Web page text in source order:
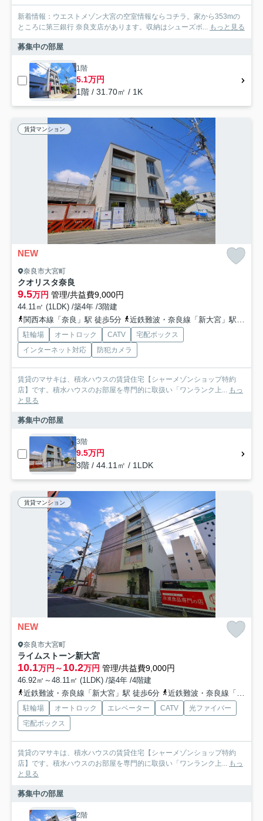
新着情報：ウエストメゾン大宮の空室情報ならコチラ。家から353mの
ところに第三銀行 奈良支店があります。収納はシューズボ... もっと見る
募集中の部屋
1階
5.1万円
1階 / 31.70㎡ / 1K
賃貸マンション
NEW
奈良市大宮町
クオリスタ奈良
9.5万円 管理/共益費9,000円
44.11㎡ (1LDK) /築4年 /3階建
関西本線「奈良」駅 徒歩5分
近鉄難波・奈良線「新大宮」駅 徒歩9分
駐輪場 オートロック CATV
宅配ボックス
インターネット対応
防犯カメラ
賃貸のマサキは、積水ハウスの賃貸住宅【シャーメゾンショップ特約
店】です。積水ハウスのお部屋を専門的に取扱い「ワンランク上... もっ
と見る
募集中の部屋
3階
9.5万円
3階 / 44.11㎡ / 1LDK
賃貸マンション
NEW
奈良市大宮町
ライムストーン新大宮
10.1万円～10.2万円 管理/共益費9,000円
46.92㎡～48.11㎡ (1LDK) /築4年 /4階建
近鉄難波・奈良線「新大宮」駅 徒歩6分
近鉄難波・奈良線「大和西大寺」駅 バス13分 奈良交通「新大宮駅」 停歩5分
駐輪場 オートロック エレベーター CATV
光ファイバー
宅配ボックス
賃貸のマサキは、積水ハウスの賃貸住宅【シャーメゾンショップ特約
店】です。積水ハウスのお部屋を専門的に取扱い「ワンランク上... もっ
と見る
募集中の部屋
2階